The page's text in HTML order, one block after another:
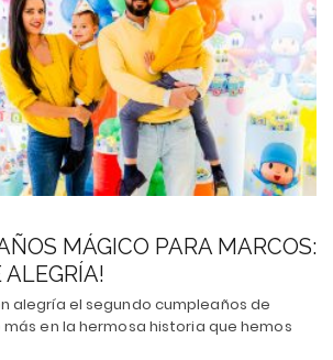
MÁGICO PARA MARCOS:
ALEGRÍA!
alegría el segundo cumpleaños de
en la hermosa historia que hemos